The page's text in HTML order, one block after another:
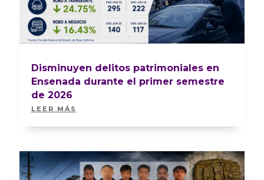
Disminuyen delitos patrimoniales en
Ensenada durante el primer semestre
de 2026
LEER MÁS